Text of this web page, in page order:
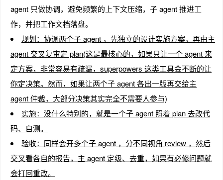
agent 只做协调，避免频繁的上下文压缩，子 agent 推进工
作，并把工作文档落盘。
规划：协调两个子 agent ，先独立的设计实施方案，再由主
agent 交叉复审定 plan(这是最核心的，如果只让一个 agent 来
定方案，非常容易有疏漏，superpowers 这类工具会不断的让
你定决策。然而，如果让两个子 agent 各出一版再交给主
agent 仲裁，大部分决策其实完全不需要人参与)
实施：没什么特别的，就是一个子 agent 照着 plan 去改代
码、自测。
验收：同样会开多个子 agent ，分不同视角 review ，然后
交叉看各自的报告，主 agent 定级、去重，如果有必修问题就
会打回重改。